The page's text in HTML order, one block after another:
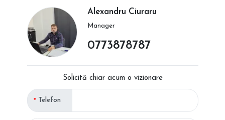
Alexandru Ciuraru
Manager
0773878787
Solicită chiar acum o vizionare
Telefon